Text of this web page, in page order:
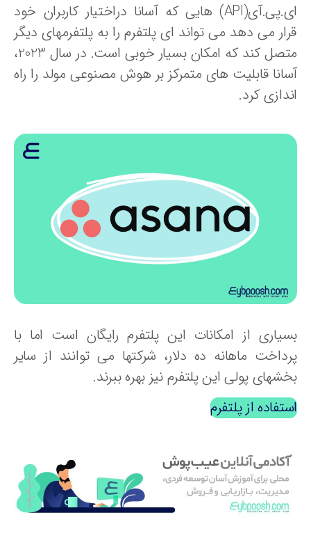
ای.پی.آی(API) هایی که آسانا دراختیار کاربران خود
می دهد می تواند ای پلتفرم را به پلتفرمهای دیگر
متصل کند که امکان بسیار خوبی است. در سال 2023،
قابلیت های متمرکز بر هوش مصنوعی مولد را راه
کرد.
از امکانات این پلتفرم رایگان است اما با
ماهانه ده دلار، شرکتها می توانند از سایر
پولی این پلتفرم نیز بهره ببرند.
از پلتفرم